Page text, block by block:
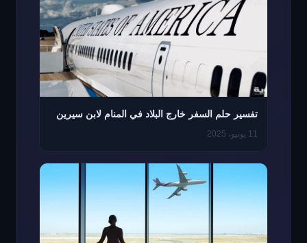
تفسير حلم السفر خارج البلاد في المنام لابن سيرين
11 يونيو، 2025